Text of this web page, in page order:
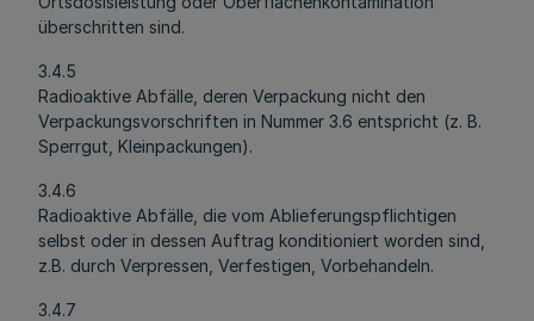
überschritten sind.
3.4.5
Radioaktive Abfälle, deren Verpackung nicht den
Verpackungsvorschriften in Nummer 3.6 entspricht (z. B.
Sperrgut, Kleinpackungen).
3.4.6
Radioaktive Abfälle, die vom Ablieferungspflichtigen
selbst oder in dessen Auftrag konditioniert worden sind,
z.B. durch Verpressen, Verfestigen, Vorbehandeln.
3.4.7